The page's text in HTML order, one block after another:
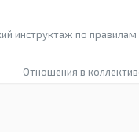
инструктаж по
Отношения в